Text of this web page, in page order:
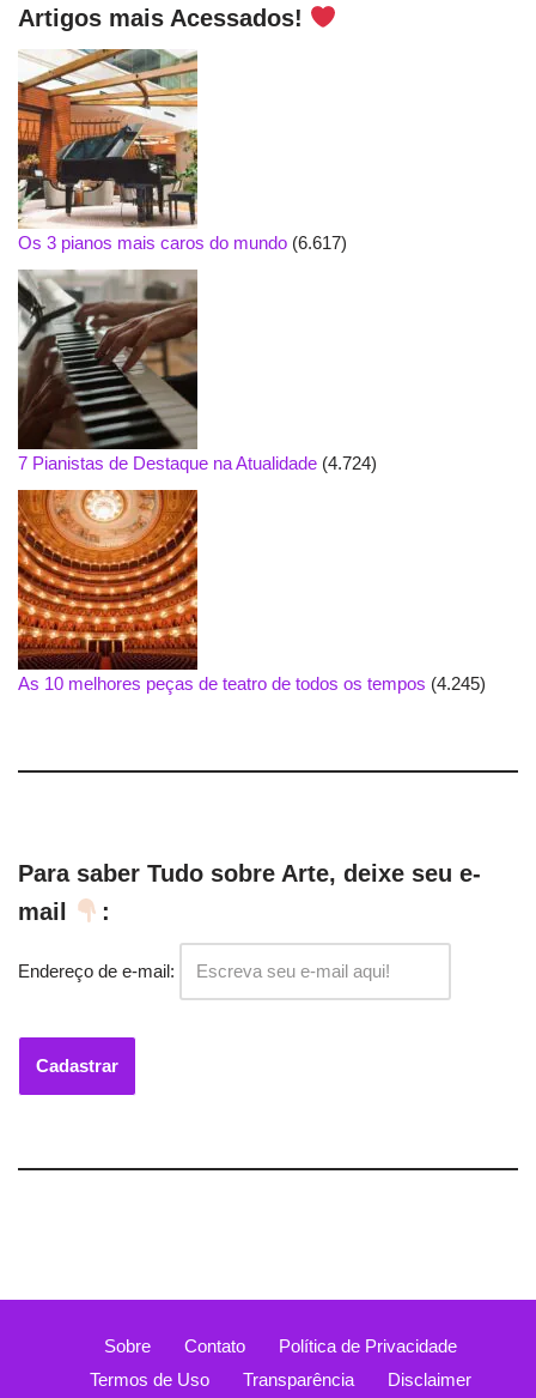
Artigos mais Acessados!
Os 3 pianos mais caros do mundo (6.617)
7 Pianistas de Destaque na Atualidade (4.724)
As 10 melhores peças de teatro de todos os tempos (4.245)
Para saber Tudo sobre Arte, deixe seu e-
mail
:
Endereço de e-mail:
Sobre Contato
Política de Privacidade
Termos de Uso
Transparência Disclaimer